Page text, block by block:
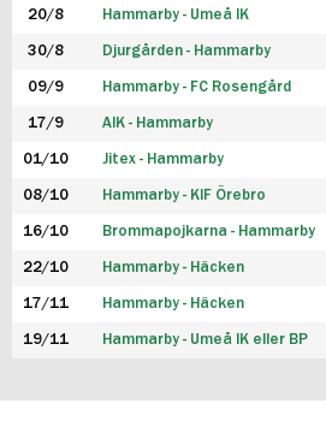
20/8 Hammarby - Umeå IK
30/8 Djurgården - Hammarby
09/9 Hammarby - FC Rosengård
17/9 AIK - Hammarby
01/10 Jitex - Hammarby
08/10 Hammarby - KIF Örebro
16/10 Brommapojkarna - Hammarby
22/10 Hammarby - Häcken
17/11 Hammarby - Häcken
19/11 Hammarby - Umeå IK eller BP